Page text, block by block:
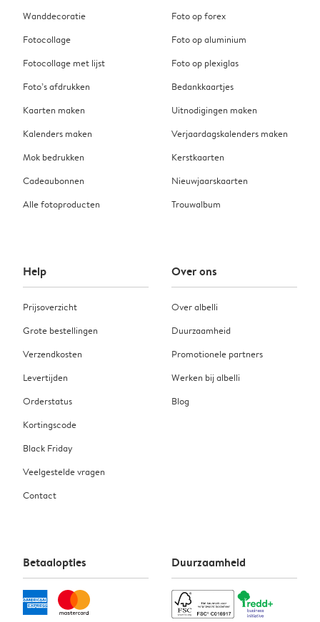
Wanddecoratie
Fotocollage
Fotocollage met lijst
Foto’s afdrukken
Kaarten maken
Kalenders maken
Mok bedrukken
Cadeaubonnen
Alle fotoproducten
Foto op forex
Foto op aluminium
Foto op plexiglas
Bedankkaartjes
Uitnodigingen maken
Verjaardagskalenders maken
Kerstkaarten
Nieuwjaarskaarten
Trouwalbum
Help
Prijsoverzicht
Grote bestellingen
Verzendkosten
Levertijden
Orderstatus
Kortingscode
Black Friday
Veelgestelde vragen
Contact
Over ons
Over albelli
Duurzaamheid
Promotionele partners
Werken bij albelli
Blog
Betaalopties Duurzaamheid